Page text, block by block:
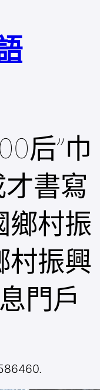
后”巾
書寫
鄉村振
村振興
門戶